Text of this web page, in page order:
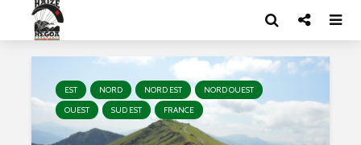
EST NORD NORD EST
NORD OUEST
OUEST
SUD EST FRANCE